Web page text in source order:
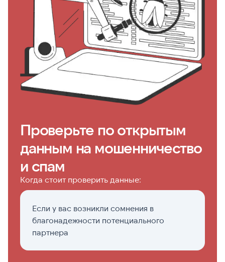
Проверьте по открытым
данным на мошенничество
и спам
Когда стоит проверить данные:
Если у вас возникли сомнения в
благонадежности потенциального
партнера